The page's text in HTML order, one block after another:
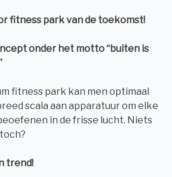
fitness park van de toekomst!
onder het motto “buiten is
fitness park kan men optimaal
scala aan apparatuur om elke
in de frisse lucht. Niets
trend!